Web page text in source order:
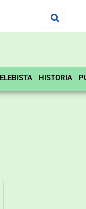
HISTORIA